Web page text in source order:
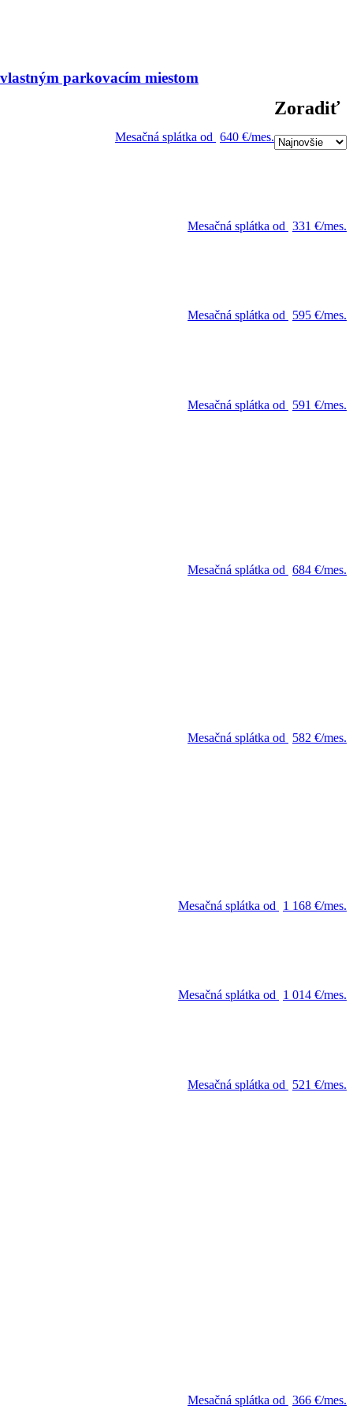
Zoradiť
parkovacím miestom
Mesačná splátka od 640 €/mes.
Mesačná splátka od 331 €/mes.
Mesačná splátka od 595 €/mes.
Mesačná splátka od
591 €/mes.
Mesačná splátka od 684 €/mes.
Mesačná splátka od
582 €/mes.
Mesačná splátka od
1 168 €/mes.
Mesačná splátka od
1 014 €/mes.
Mesačná splátka od
521 €/mes.
Mesačná splátka od 366 €/mes.